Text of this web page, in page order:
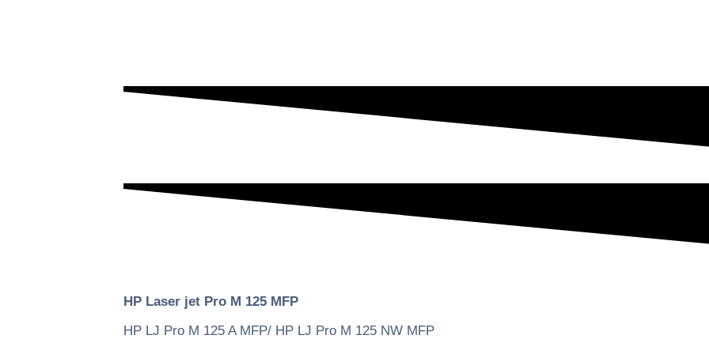
HP Laser jet Pro M 125 MFP
HP LJ Pro M 125 A MFP/ HP LJ Pro M 125 NW MFP